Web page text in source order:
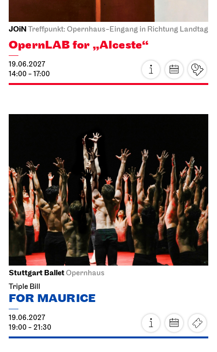
JOiN Treffpunkt: Opernhaus-Eingang in Richtung Landtag
OpernLAB for „Alceste“
19.06.2027
14:00 - 17:00